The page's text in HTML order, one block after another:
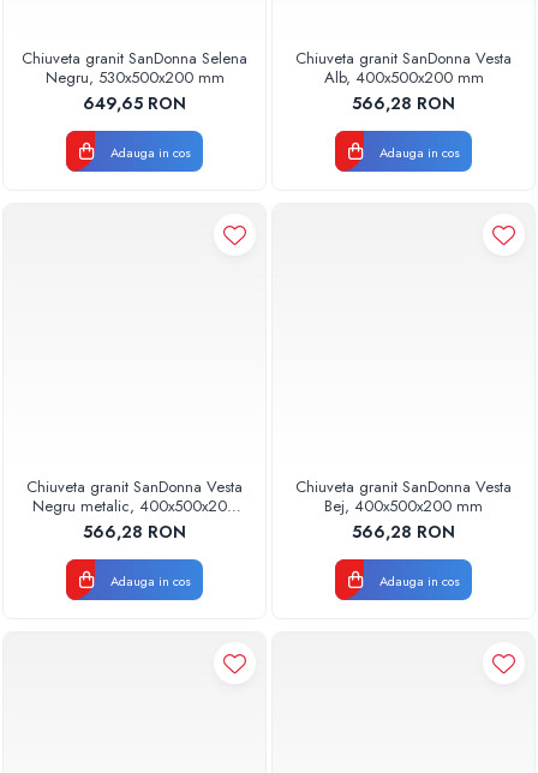
Chiuveta granit SanDonna Selena
Negru, 530x500x200 mm
649,65 RON
Adauga in cos
Chiuveta granit SanDonna Vesta
Alb, 400x500x200 mm
566,28 RON
Adauga in cos
Chiuveta granit SanDonna Vesta
Negru metalic, 400x500x200
mm
566,28 RON
Adauga in cos
Chiuveta granit SanDonna Vesta
Bej, 400x500x200 mm
566,28 RON
Adauga in cos